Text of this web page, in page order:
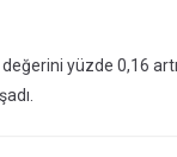
yüzde 0,16